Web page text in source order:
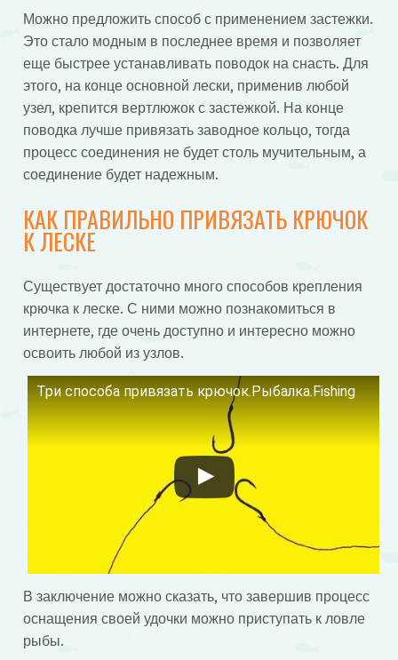
Можно предложить способ с применением застежки.
Это стало модным в последнее время и позволяет
еще быстрее устанавливать поводок на снасть. Для
этого, на конце основной лески, применив любой
узел, крепится вертлюжок с застежкой. На конце
поводка лучше привязать заводное кольцо, тогда
процесс соединения не будет столь мучительным, а
соединение будет надежным.
КАК ПРАВИЛЬНО ПРИВЯЗАТЬ КРЮЧОК
К ЛЕСКЕ
Существует достаточно много способов крепления
крючка к леске. С ними можно познакомиться в
интернете, где очень доступно и интересно можно
освоить любой из узлов.
Три способа привязать крючок.Рыбалка.Fishing
Смотрите это видео на YouTube
В заключение можно сказать, что завершив процесс
оснащения своей удочки можно приступать к ловле
рыбы.